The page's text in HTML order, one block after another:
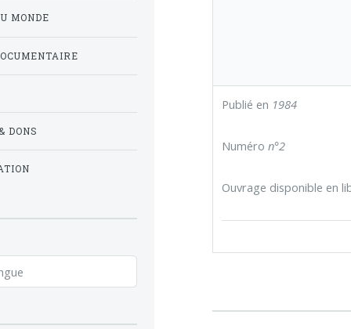
Publié en 1984
Numéro n°2
Ouvrage disponible en
MONDE
DONS